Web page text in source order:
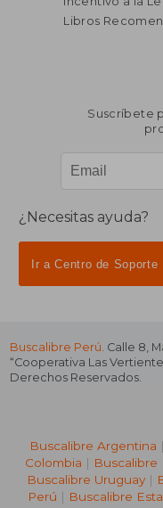
Libros
Suscríbete
¿Necesitas ayuda?
Ir a Centro de Soporte
Buscalibre Perú. Calle 8,
“Cooperativa Las
Derechos Reservados.
Buscalibre Argentina |
Colombia | Buscalibre
Buscalibre Uruguay|
Perú | Buscalibre